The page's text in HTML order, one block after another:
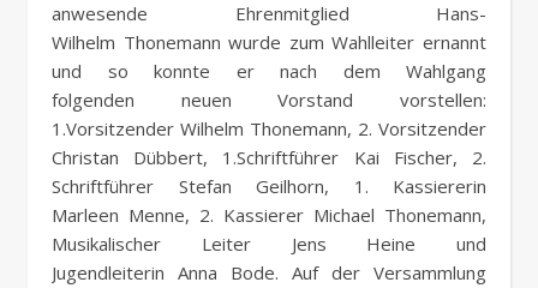
anwesende Ehrenmitglied Hans-
Wilhelm Thonemann wurde zum Wahlleiter ernannt
und so konnte er nach dem Wahlgang
folgenden neuen Vorstand vorstellen:
1.Vorsitzender Wilhelm Thonemann, 2. Vorsitzender
Christan Dübbert, 1.Schriftführer Kai Fischer, 2.
Schriftführer Stefan Geilhorn, 1. Kassiererin
Marleen Menne, 2. Kassierer Michael Thonemann,
Musikalischer Leiter Jens Heine und
Jugendleiterin Anna Bode. Auf der Versammlung